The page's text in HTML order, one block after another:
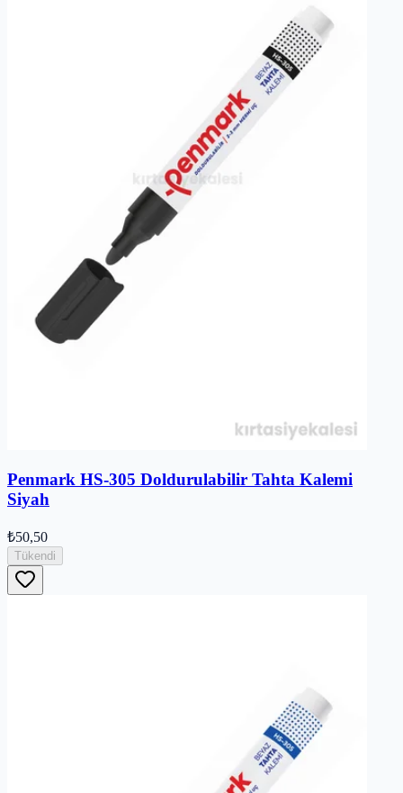
Penmark HS-305 Doldurulabilir Tahta Kalemi
Siyah
₺50,50
Tükendi